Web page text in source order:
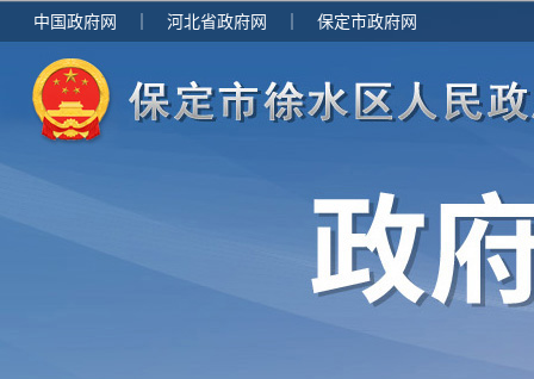
中国政府网 河北省政府网 保定市政府网